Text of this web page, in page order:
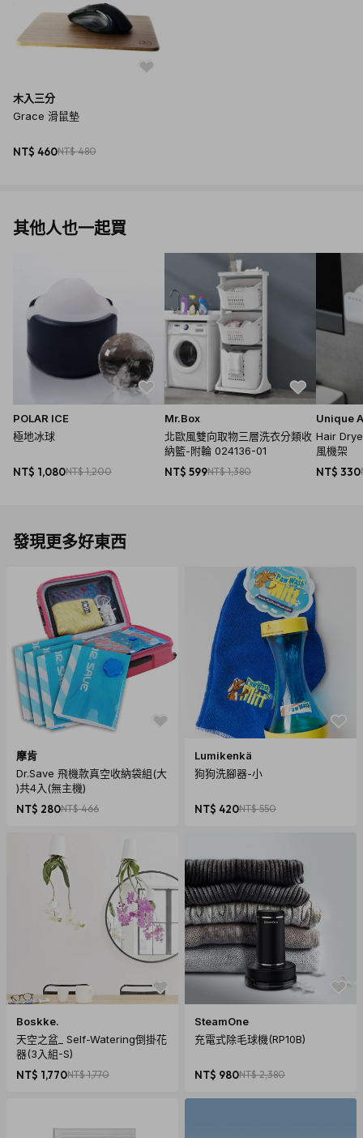
木入三分
Grace 滑鼠墊
NT$ 460NT$ 480
其他人也一起買
POLAR ICE
極地冰球
NT$ 1,080NT$ 1,200
Mr.Box
北歐風雙向取物三層洗衣分類收
納籃-附輪 024136-01
NT$ 599NT$ 1,380
Unique
Hair
風機架
NT$ 330
發現更多好東西
摩肯
Dr.Save 飛機款真空收納袋組(大
)共4入(無主機)
NT$ 280NT$ 466
Lumikenkä
狗狗洗腳器-小
NT$ 420NT$ 550
Boskke.
天空之盆_ Self-Watering倒掛花
器(3入組-S)
NT$ 1,770NT$ 1,770
SteamOne
充電式除毛球機(RP10B)
NT$ 980NT$ 2,380